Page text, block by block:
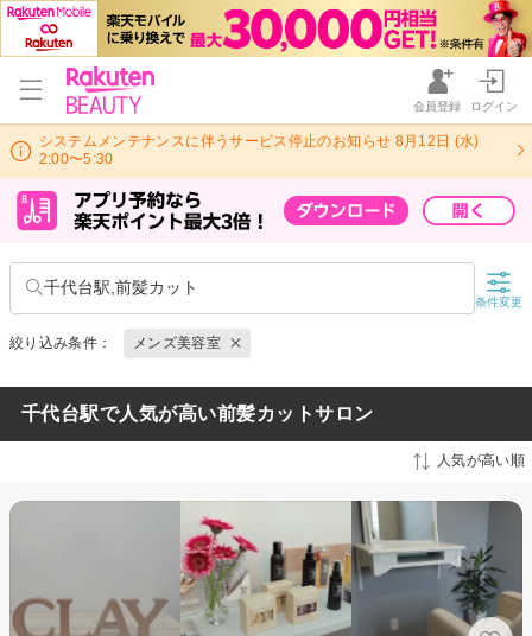
会員登録 ログイン
システムメンテナンスに伴うサービス停止のお知らせ 8月12日 (水)
2:00〜5:30
千代台駅,前髪カット
条件変更
絞り込み条件： メンズ美容室
千代台駅で人気が高い前髪カットサロン
人気が高い順